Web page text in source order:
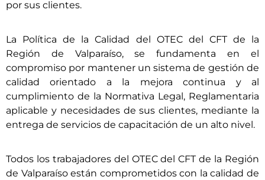
por sus clientes.
La Política de la Calidad del OTEC del CFT de la
Región de Valparaíso, se fundamenta en el
compromiso por mantener un sistema de gestión de
calidad orientado a la mejora continua y al
cumplimiento de la Normativa Legal, Reglamentaria
aplicable y necesidades de sus clientes, mediante la
entrega de servicios de capacitación de un alto nivel.
Todos los trabajadores del OTEC del CFT de la Región
de Valparaíso están comprometidos con la calidad de